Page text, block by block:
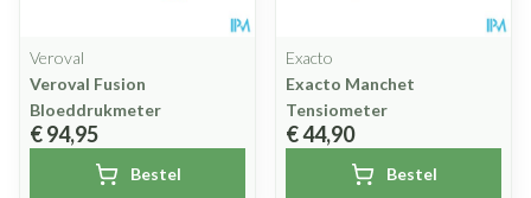
Veroval
Veroval Fusion
Bloeddrukmeter
€ 94,95
Bestel
Exacto
Exacto Manchet
Tensiometer
€ 44,90
Bestel